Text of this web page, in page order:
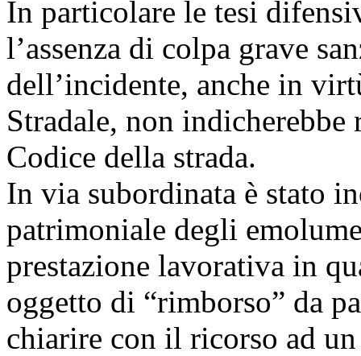
In particolare le tesi
l’assenza di colpa grave
dell’incidente, anche in
Stradale, non indicherebbe
Codice della strada.
In via subordinata è stato
patrimoniale degli
prestazione lavorativa in
oggetto di “rimborso” da
chiarire con il ricorso ad